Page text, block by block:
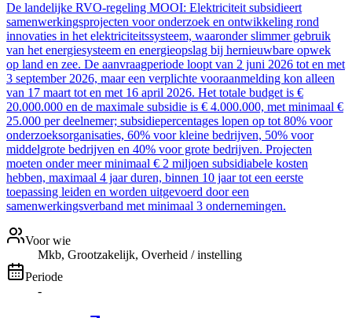
De landelijke RVO-regeling MOOI: Elektriciteit subsidieert
samenwerkingsprojecten voor onderzoek en ontwikkeling rond
innovaties in het elektriciteitssysteem, waaronder slimmer gebruik
van het energiesysteem en energieopslag bij hernieuwbare opwek
op land en zee. De aanvraagperiode loopt van 2 juni 2026 tot en met
3 september 2026, maar een verplichte vooraanmelding kon alleen
van 17 maart tot en met 16 april 2026. Het totale budget is €
20.000.000 en de maximale subsidie is € 4.000.000, met minimaal €
25.000 per deelnemer; subsidiepercentages lopen op tot 80% voor
onderzoeksorganisaties, 60% voor kleine bedrijven, 50% voor
middelgrote bedrijven en 40% voor grote bedrijven. Projecten
moeten onder meer minimaal € 2 miljoen subsidiabele kosten
hebben, maximaal 4 jaar duren, binnen 10 jaar tot een eerste
toepassing leiden en worden uitgevoerd door een
samenwerkingsverband met minimaal 3 ondernemingen.
Voor wie
Mkb, Grootzakelijk, Overheid / instelling
Periode
-